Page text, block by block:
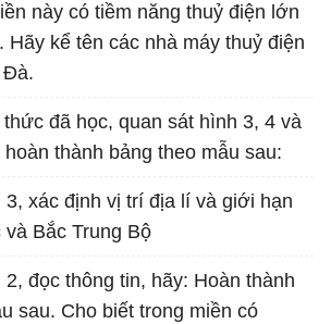
này có tiềm năng thuỷ điện lớn
Hãy kể tên các nhà máy thuỷ điện
Đà.
đã học, quan sát hình 3, 4 và
thành bảng theo mẫu sau:
xác định vị trí địa lí và giới hạn
Bắc Trung Bộ
đọc thông tin, hãy: Hoàn thành
sau. Cho biết trong miền có